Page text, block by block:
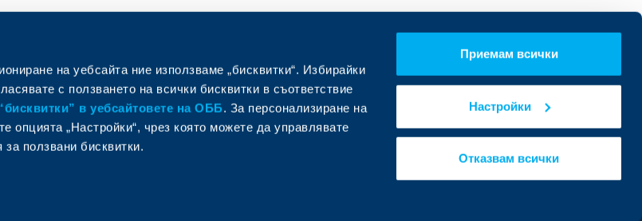
на уебсайта ние използваме „бисквитки“. Избирайки
с ползването на всички бисквитки в съответствие
в уебсайтовете на ОББ. За персонализиране на
опцията „Настройки“, чрез която можете да управлявате
ползвани бисквитки.
Приемам всички
Настройки
Отказвам всички
Намерете ни в социалните мрежи: